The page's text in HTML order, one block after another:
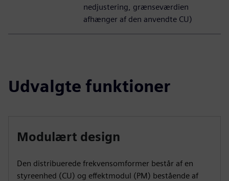
nedjustering, grænseværdien
afhænger af den anvendte CU)
Udvalgte funktioner
Modulært design
Den distribuerede frekvensomformer består af en
styreenhed (CU) og effektmodul (PM) bestående af